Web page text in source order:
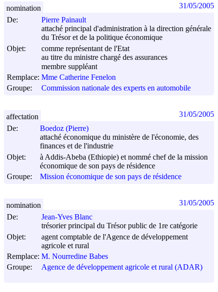
De:
Pierre Painault
attaché principal d'administration à la direction générale
du Trésor et de la politique économique
Objet:
comme représentant de l'Etat
au titre du ministre chargé des assurances
membre suppléant
Remplace: Mme Catherine Fenelon
Groupe:
Commission nationale des experts en automobile
nomination 31/05/2005
De:
Boedoz (Pierre)
attaché économique du ministère de l'économie, des
finances et de l'industrie
Objet:
à Addis-Abeba (Ethiopie) et nommé chef de la mission
économique de son pays de résidence
Groupe:
Mission économique de son pays de résidence
affectation 31/05/2005
De:
Jean-Yves Blanc
trésorier principal du Trésor public de 1re catégorie
Objet:
agent comptable de l'Agence de développement
agricole et rural
Remplace: M. Nourredine Babes
Groupe:
Agence de développement agricole et rural (ADAR)
nomination 31/05/2005